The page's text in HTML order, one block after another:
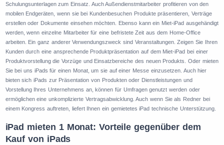
Schulungsunterlagen zum Einsatz. Auch Außendienstmitarbeiter profitieren von den
mobilen Endgeräten, wenn sie bei Kundenbesuchen Produkte präsentieren, Verträge
erstellen oder Dokumente einsehen möchten. Ebenso kann ein Miet-iPad ausgehändigt
werden, wenn einzelne Mitarbeiter für eine befristete Zeit aus dem Home-Office
arbeiten. Ein ganz anderer Verwendungszweck sind Veranstaltungen. Zeigen Sie Ihren
Kunden durch eine ansprechende Produktpräsentation auf dem Miet-iPad bei einer
Produktvorstellung die Vorzüge und Einsatzbereiche des neuen Produkts. Oder mieten
Sie bei uns iPads für einen Monat, um sie auf einer Messe einzusetzen. Auch hier
bieten sich iPads zur Präsentation von Produkten oder Dienstleistungen und
Vorstellung Ihres Unternehmens an, können für Umfragen genutzt werden oder
ermöglichen eine unkomplizierte Vertragsabwicklung. Auch wenn Sie als Redner bei
einem Kongress auftreten, liefert Ihnen ein gemietetes iPad technische Unterstützung.
iPad mieten 1 Monat: Vorteile gegenüber dem
Kauf von iPads